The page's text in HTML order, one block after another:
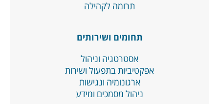
תרומה לקהילה
תחומים ושירותים
אסטרטגיה וניהול
אפקטיביות בתפעול ושירות
ארגונומיה ונגישות
ניהול מסמכים ומידע